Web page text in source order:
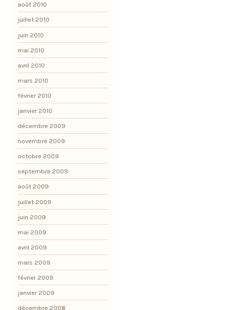
août 2010
juillet 2010
juin 2010
mai 2010
avril 2010
mars 2010
février 2010
janvier 2010
décembre 2009
novembre 2009
octobre 2009
septembre 2009
août 2009
juillet 2009
juin 2009
mai 2009
avril 2009
mars 2009
février 2009
janvier 2009
décembre 2008